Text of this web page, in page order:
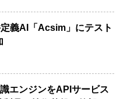
義AI「Acsim」にテスト
エンジンをAPIサービス